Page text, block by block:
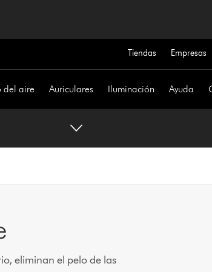
Tiendas Empresas
del aire Auriculares Iluminación Ayuda
eliminan el pelo de las